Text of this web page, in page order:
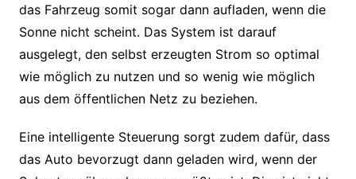
das Fahrzeug somit sogar dann aufladen, wenn die
Sonne nicht scheint. Das System ist darauf
ausgelegt, den selbst erzeugten Strom so optimal
wie möglich zu nutzen und so wenig wie möglich
aus dem öffentlichen Netz zu beziehen.
Eine intelligente Steuerung sorgt zudem dafür, dass
das Auto bevorzugt dann geladen wird, wenn der